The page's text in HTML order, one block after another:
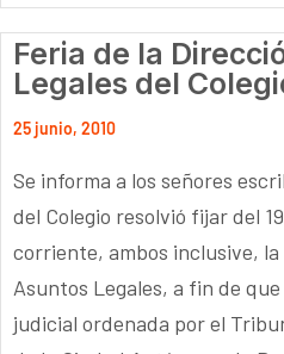
Feria de la
Legales del
25 junio, 2010
Se informa a los señores
del Colegio resolvió fijar del
corriente, ambos inclusive,
Asuntos Legales, a fin de
judicial ordenada por el